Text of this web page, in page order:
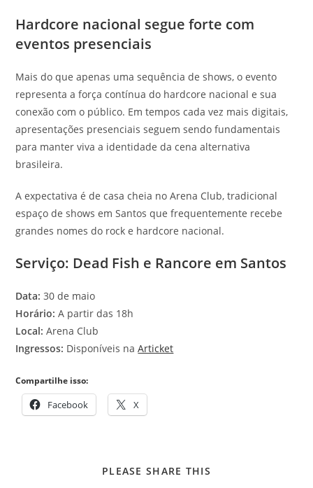
Hardcore nacional segue forte com
eventos presenciais
Mais do que apenas uma sequência de shows, o evento
representa a força contínua do hardcore nacional e sua
conexão com o público. Em tempos cada vez mais digitais,
apresentações presenciais seguem sendo fundamentais
para manter viva a identidade da cena alternativa
brasileira.
A expectativa é de casa cheia no Arena Club, tradicional
espaço de shows em Santos que frequentemente recebe
grandes nomes do rock e hardcore nacional.
Serviço: Dead Fish e Rancore em Santos
Data: 30 de maio
Horário: A partir das 18h
Local: Arena Club
Ingressos: Disponíveis naArticket
Compartilhe isso:
Facebook X
PLEASE SHARE THIS